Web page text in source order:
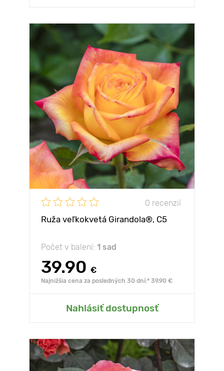
0 recenzií
Ruža veľkokvetá Girandola®, C5
Počet v balení: 1 sad
39.90 €
Najnižšia cena za posledných 30 dní:* 39.90 €
Nahlásiť dostupnosť